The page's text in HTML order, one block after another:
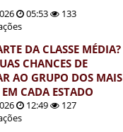
05:53
133
DA CLASSE MÉDIA?
CHANCES DE
AO GRUPO DOS MAIS
CADA ESTADO
12:49
127